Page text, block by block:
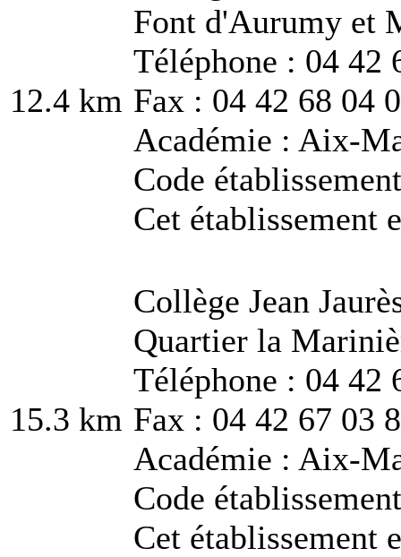
12.4 km
Font d'Aurumy et
Téléphone : 04 42
Fax : 04 42 68 04
Académie : Aix-
Code
Cet établissement
15.3 km
Collège Jean
Quartier la
Téléphone : 04 42
Fax : 04 42 67 03
Académie : Aix-
Code
Cet établissement